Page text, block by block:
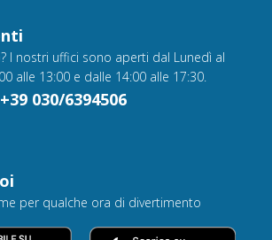
I nostri uffici sono aperti dal Lunedì al
alle 13:00 e dalle 14:00 alle 17:30.
030/6394506
per qualche ora di divertimento